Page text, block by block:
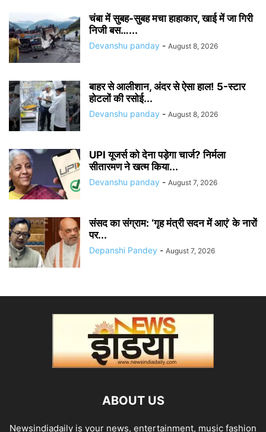
चंबा में सुबह-सुबह मचा हाहाकार, खाई में जा गिरी
निजी बस…...
Devanshu panday - August 8, 2026
बाहर से आलीशान, अंदर से ऐसा हाल! 5-स्टार
होटलों की रसोई...
Devanshu panday - August 8, 2026
UPI यूजर्स को देना पड़ेगा चार्ज? निर्मला
सीतारमण ने खत्म किया...
Devanshu panday - August 7, 2026
संसद का संग्राम: ‘गृह मंत्री सदन में आएं’ के नारों
पर...
Depanshi Pandey - August 7, 2026
ABOUT US
Newsindiadaily is your news, entertainment, music fashion